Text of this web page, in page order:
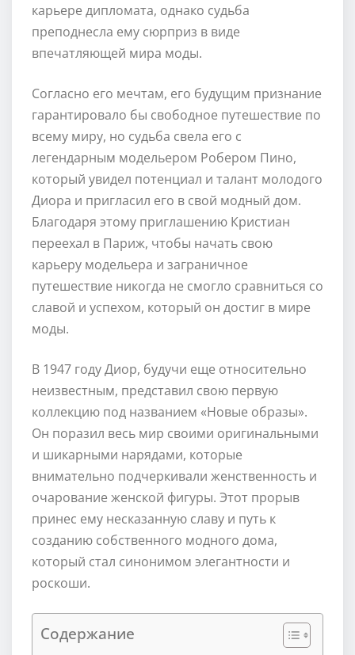
карьере дипломата, однако судьба
преподнесла ему сюрприз в виде
впечатляющей мира моды.
Согласно его мечтам, его будущим признание
гарантировало бы свободное путешествие по
всему миру, но судьба свела его с
легендарным модельером Робером Пино,
который увидел потенциал и талант молодого
Диора и пригласил его в свой модный дом.
Благодаря этому приглашению Кристиан
переехал в Париж, чтобы начать свою
карьеру модельера и заграничное
путешествие никогда не смогло сравниться со
славой и успехом, который он достиг в мире
моды.
В 1947 году Диор, будучи еще относительно
неизвестным, представил свою первую
коллекцию под названием «Новые образы».
Он поразил весь мир своими оригинальными
и шикарными нарядами, которые
внимательно подчеркивали женственность и
очарование женской фигуры. Этот прорыв
принес ему несказанную славу и путь к
созданию собственного модного дома,
который стал синонимом элегантности и
роскоши.
Содержание